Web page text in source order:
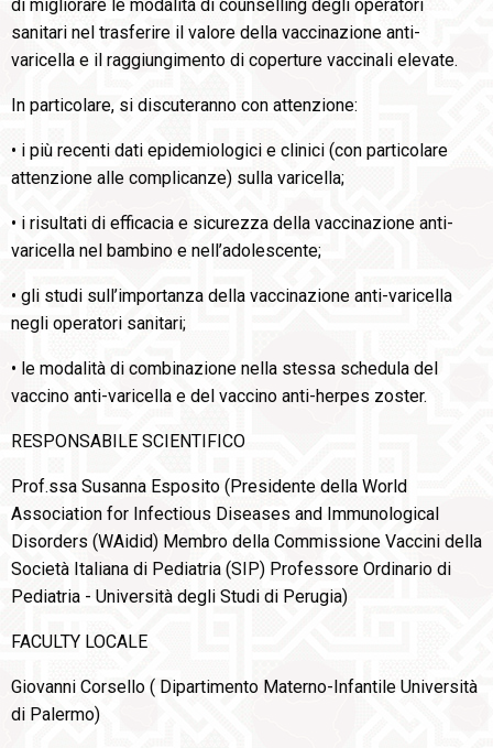
di migliorare le modalità di counselling degli operatori
sanitari nel trasferire il valore della vaccinazione anti-
varicella e il raggiungimento di coperture vaccinali elevate.
In particolare, si discuteranno con attenzione:
• i più recenti dati epidemiologici e clinici (con particolare
attenzione alle complicanze) sulla varicella;
• i risultati di efficacia e sicurezza della vaccinazione anti-
varicella nel bambino e nell’adolescente;
• gli studi sull’importanza della vaccinazione anti-varicella
negli operatori sanitari;
• le modalità di combinazione nella stessa schedula del
vaccino anti-varicella e del vaccino anti-herpes zoster.
RESPONSABILE SCIENTIFICO
Prof.ssa Susanna Esposito (Presidente della World
Association for Infectious Diseases and Immunological
Disorders (WAidid) Membro della Commissione Vaccini della
Società Italiana di Pediatria (SIP) Professore Ordinario di
Pediatria - Università degli Studi di Perugia)
FACULTY LOCALE
Giovanni Corsello ( Dipartimento Materno-Infantile Università
di Palermo)